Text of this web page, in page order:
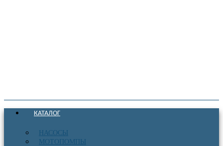
КАТАЛОГ
НАСОСЫ
МОТОПОМПЫ